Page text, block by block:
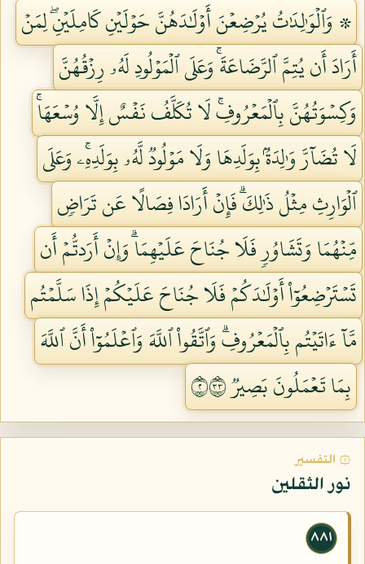
۞ وَٱلۡوَٰلِدَٰتُ يُرۡضِعۡنَ أَوۡلَٰدَهُنَّ حَوۡلَيۡنِ كَامِلَيۡنِۖ لِمَنۡ
أَرَادَ أَن يُتِمَّ ٱلرَّضَاعَةَۚ وَعَلَى ٱلۡمَوۡلُودِ لَهُۥ رِزۡقُهُنَّ
وَكِسۡوَتُهُنَّ بِٱلۡمَعۡرُوفِۚ لَا تُكَلَّفُ نَفۡسٌ إِلَّا وُسۡعَهَاۚ
لَا تُضَآرَّ وَٰلِدَةُۢ بِوَلَدِهَا وَلَا مَوۡلُودٞ لَّهُۥ بِوَلَدِهِۦۚ وَعَلَى
ٱلۡوَارِثِ مِثۡلُ ذَٰلِكَۗ فَإِنۡ أَرَادَا فِصَالًا عَن تَرَاضٖ
مِّنۡهُمَا وَتَشَاوُرٖ فَلَا جُنَاحَ عَلَيۡهِمَاۗ وَإِنۡ أَرَدتُّمۡ أَن
تَسۡتَرۡضِعُوٓاْ أَوۡلَٰدَكُمۡ فَلَا جُنَاحَ عَلَيۡكُمۡ إِذَا سَلَّمۡتُم
مَّآ ءَاتَيۡتُم بِٱلۡمَعۡرُوفِۗ وَٱتَّقُواْ ٱللَّهَ وَٱعۡلَمُوٓاْ أَنَّ ٱللَّهَ
بِمَا تَعۡمَلُونَ بَصِيرٞ ٢٣٣
۞ التفسير
نور الثقلين
٨٨١